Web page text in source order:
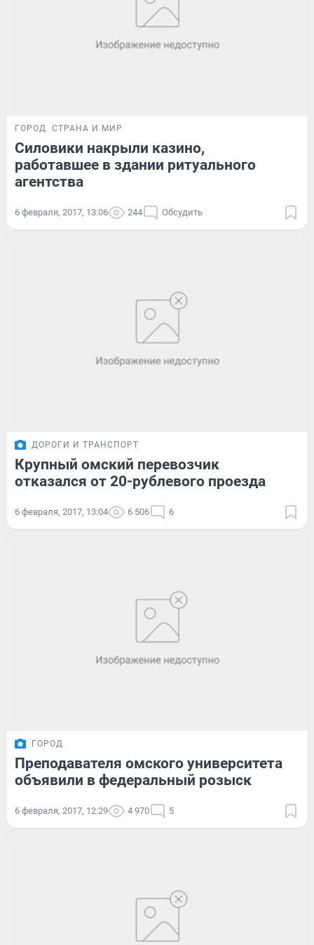
ГОРОД СТРАНА И МИР
Силовики накрыли казино,
работавшее в здании ритуального
агентства
6 февраля, 2017, 13:06 244 Обсудить
ДОРОГИ И ТРАНСПОРТ
Крупный омский перевозчик
отказался от 20-рублевого проезда
6 февраля, 2017, 13:04 6 506 6
ГОРОД
Преподавателя омского университета
объявили в федеральный розыск
6 февраля, 2017, 12:29 4 970 5